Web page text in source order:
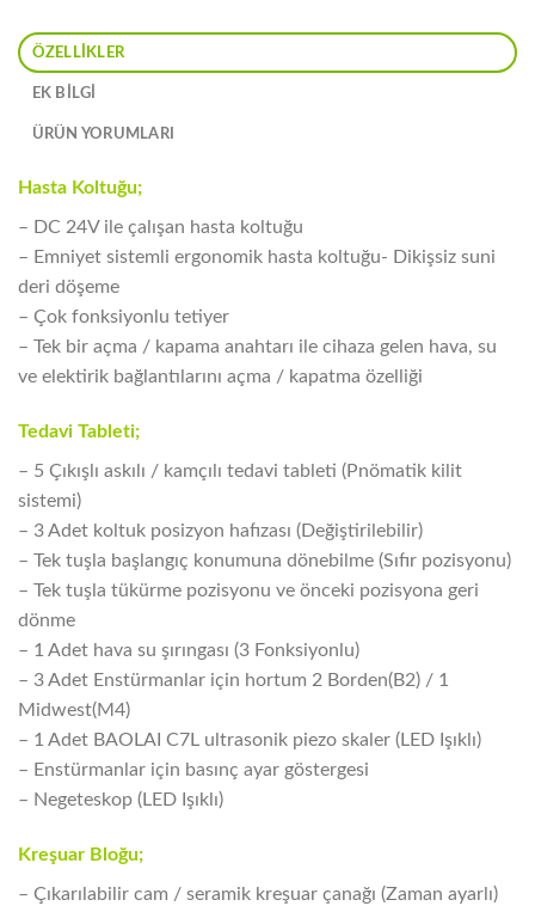
ÖZELLIKLER
EK BILGI
ÜRÜN YORUMLARI
Hasta Koltuğu;
– DC 24V ile çalışan hasta koltuğu
– Emniyet sistemli ergonomik hasta koltuğu- Dikişsiz suni
deri döşeme
– Çok fonksiyonlu tetiyer
– Tek bir açma / kapama anahtarı ile cihaza gelen hava, su
ve elektirik bağlantılarını açma / kapatma özelliği
Tedavi Tableti;
– 5 Çıkışlı askılı / kamçılı tedavi tableti (Pnömatik kilit
sistemi)
– 3 Adet koltuk posizyon hafızası (Değiştirilebilir)
– Tek tuşla başlangıç konumuna dönebilme (Sıfır pozisyonu)
– Tek tuşla tükürme pozisyonu ve önceki pozisyona geri
dönme
– 1 Adet hava su şırıngası (3 Fonksiyonlu)
– 3 Adet Enstürmanlar için hortum 2 Borden(B2) / 1
Midwest(M4)
– 1 Adet BAOLAI C7L ultrasonik piezo skaler (LED Işıklı)
– Enstürmanlar için basınç ayar göstergesi
– Negeteskop (LED Işıklı)
Kreşuar Bloğu;
– Çıkarılabilir cam / seramik kreşuar çanağı (Zaman ayarlı)